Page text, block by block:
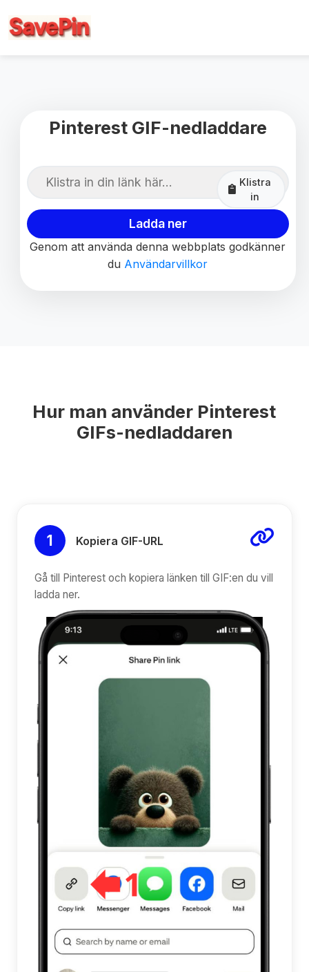
Pinterest GIF-nedladdare
Klistra
in
Ladda ner
Genom att använda denna webbplats godkänner
du Användarvillkor
Hur man använder Pinterest
GIFs-nedladdaren
1 Kopiera GIF-URL
Gå till Pinterest och kopiera länken till GIF:en du vill
ladda ner.